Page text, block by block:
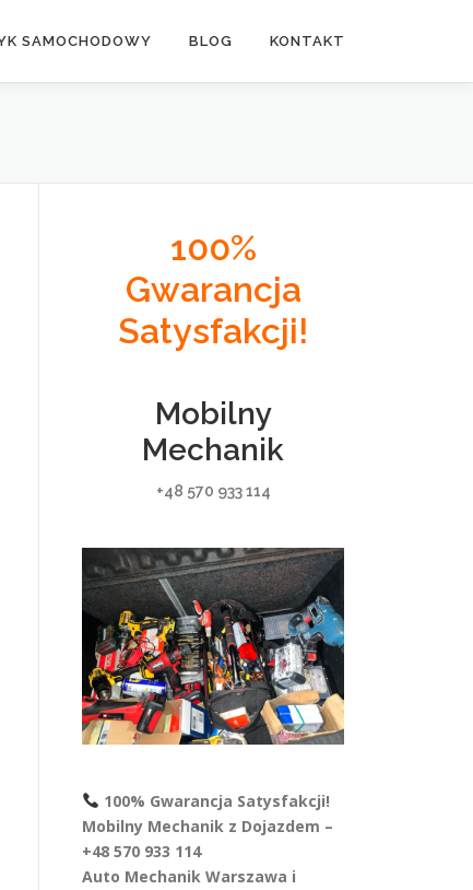
SAMOCHODOWY BLOG KONTAKT
100%
Gwarancja
Satysfakcji!
Mobilny
Mechanik
+48 570 933 114
100% Gwarancja Satysfakcji!
Mobilny Mechanik z Dojazdem –
+48 570 933 114
Auto Mechanik Warszawa i